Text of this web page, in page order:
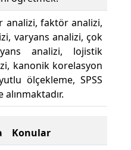
analizi, faktör analizi,
varyans analizi, çok
analizi, lojistik
kanonik korelasyon
ölçekleme, SPSS
alınmaktadır.
Konular